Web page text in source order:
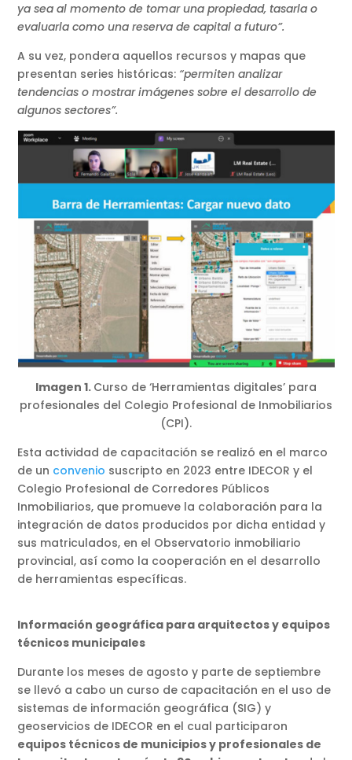
ya sea al momento de tomar una propiedad, tasarla o
evaluarla como una reserva de capital a futuro”.
A su vez, pondera aquellos recursos y mapas que
presentan series históricas: “permiten analizar
tendencias o mostrar imágenes sobre el desarrollo de
algunos sectores”.
Imagen 1. Curso de ‘Herramientas digitales’ para
profesionales del Colegio Profesional de Inmobiliarios
(CPI).
Esta actividad de capacitación se realizó en el marco
de un convenio suscripto en 2023 entre IDECOR y el
Colegio Profesional de Corredores Públicos
Inmobiliarios, que promueve la colaboración para la
integración de datos producidos por dicha entidad y
sus matriculados, en el Observatorio inmobiliario
provincial, así como la cooperación en el desarrollo
de herramientas específicas.
Información geográfica para arquitectos y equipos
técnicos municipales
Durante los meses de agosto y parte de septiembre
se llevó a cabo un curso de capacitación en el uso de
sistemas de información geográfica (SIG) y
geoservicios de IDECOR en el cual participaron
equipos técnicos de municipios y profesionales de